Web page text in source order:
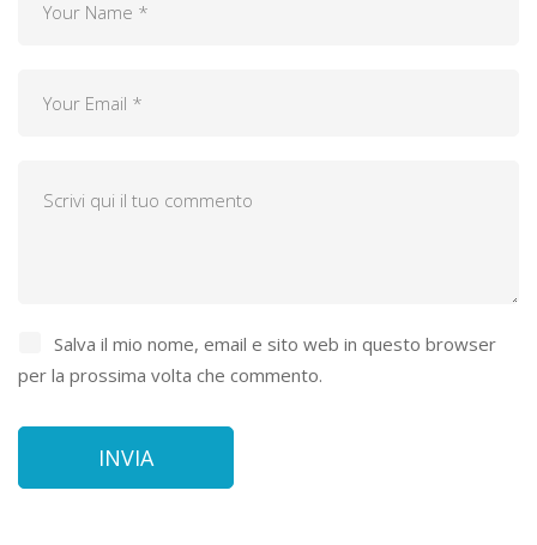
Salva il mio nome, email e sito web in questo browser
per la prossima volta che commento.